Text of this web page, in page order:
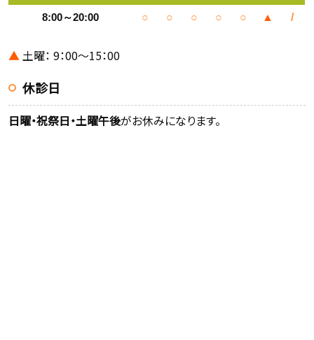
8:00～20:00 ○ ○ ○ ○ ○ ▲ /
▲ 土曜： 9：00～15：00
休診日
日曜・祝祭日・土曜午後がお休みになります。